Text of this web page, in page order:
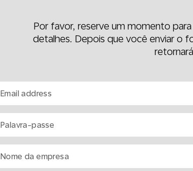
Por favor, reserve um momento
detalhes. Depois que você enviar o
Email address
Palavra-passe
Nome da empresa